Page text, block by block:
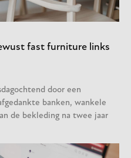
fast furniture links
door een
banken, wankele
de bekleding na twee jaar